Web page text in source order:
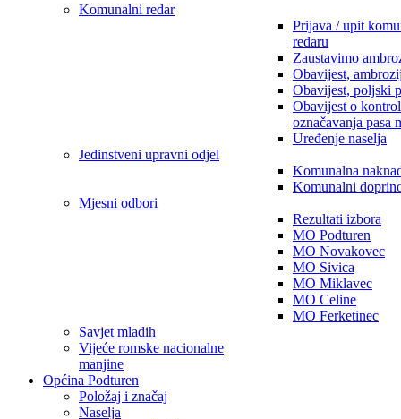
Komunalni redar
Prijava / upit
redaru
Zaustavimo
Obavijest,
Obavijest, poljski
Obavijest o
označavanja pasa
Uređenje naselja
Jedinstveni upravni odjel
Komunalna
Komunalni
Mjesni odbori
Rezultati izbora
MO Podturen
MO Novakovec
MO Sivica
MO Miklavec
MO Celine
MO Ferketinec
Savjet mladih
Vijeće romske nacionalne
manjine
Općina Podturen
Položaj i značaj
Naselja